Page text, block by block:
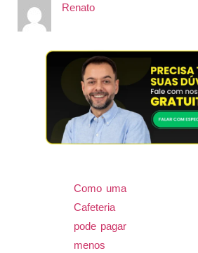
Renato
Como uma
Cafeteria
pode pagar
menos